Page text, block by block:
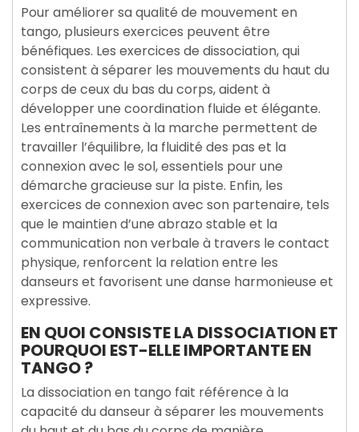
Pour améliorer sa qualité de mouvement en
tango, plusieurs exercices peuvent être
bénéfiques. Les exercices de dissociation, qui
consistent à séparer les mouvements du haut du
corps de ceux du bas du corps, aident à
développer une coordination fluide et élégante.
Les entraînements à la marche permettent de
travailler l’équilibre, la fluidité des pas et la
connexion avec le sol, essentiels pour une
démarche gracieuse sur la piste. Enfin, les
exercices de connexion avec son partenaire, tels
que le maintien d’une abrazo stable et la
communication non verbale à travers le contact
physique, renforcent la relation entre les
danseurs et favorisent une danse harmonieuse et
expressive.
EN QUOI CONSISTE LA DISSOCIATION ET
POURQUOI EST-ELLE IMPORTANTE EN
TANGO ?
La dissociation en tango fait référence à la
capacité du danseur à séparer les mouvements